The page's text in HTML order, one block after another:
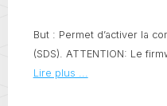
But : Permet d’activer la
(SDS). ATTENTION: Le
Lire plus ...